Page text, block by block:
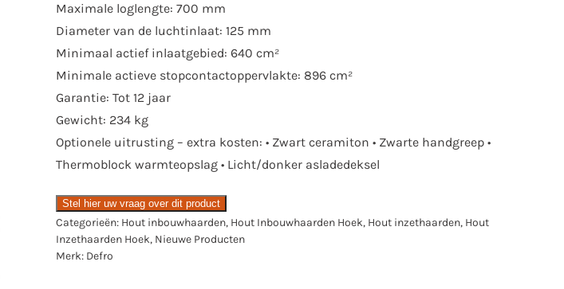
Maximale loglengte: 700 mm
Diameter van de luchtinlaat: 125 mm
Minimaal actief inlaatgebied: 640 cm²
Minimale actieve stopcontactoppervlakte: 896 cm²
Garantie: Tot 12 jaar
Gewicht: 234 kg
Optionele uitrusting – extra kosten: • Zwart ceramiton • Zwarte handgreep •
Thermoblock warmteopslag • Licht/donker asladedeksel
Stel hier uw vraag over dit product
Categorieën: Hout inbouwhaarden, Hout Inbouwhaarden Hoek, Hout inzethaarden, Hout
Inzethaarden Hoek, Nieuwe Producten
Merk: Defro